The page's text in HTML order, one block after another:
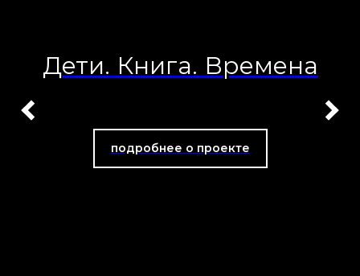
Дети. Книга. Времена
подробнее о проекте